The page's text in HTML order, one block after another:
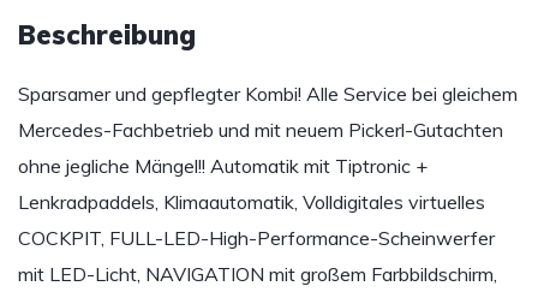
Beschreibung
Sparsamer und gepflegter Kombi! Alle Service bei gleichem
Mercedes-Fachbetrieb und mit neuem Pickerl-Gutachten
ohne jegliche Mängel!! Automatik mit Tiptronic +
Lenkradpaddels, Klimaautomatik, Volldigitales virtuelles
COCKPIT, FULL-LED-High-Performance-Scheinwerfer
mit LED-Licht, NAVIGATION mit großem Farbbildschirm,